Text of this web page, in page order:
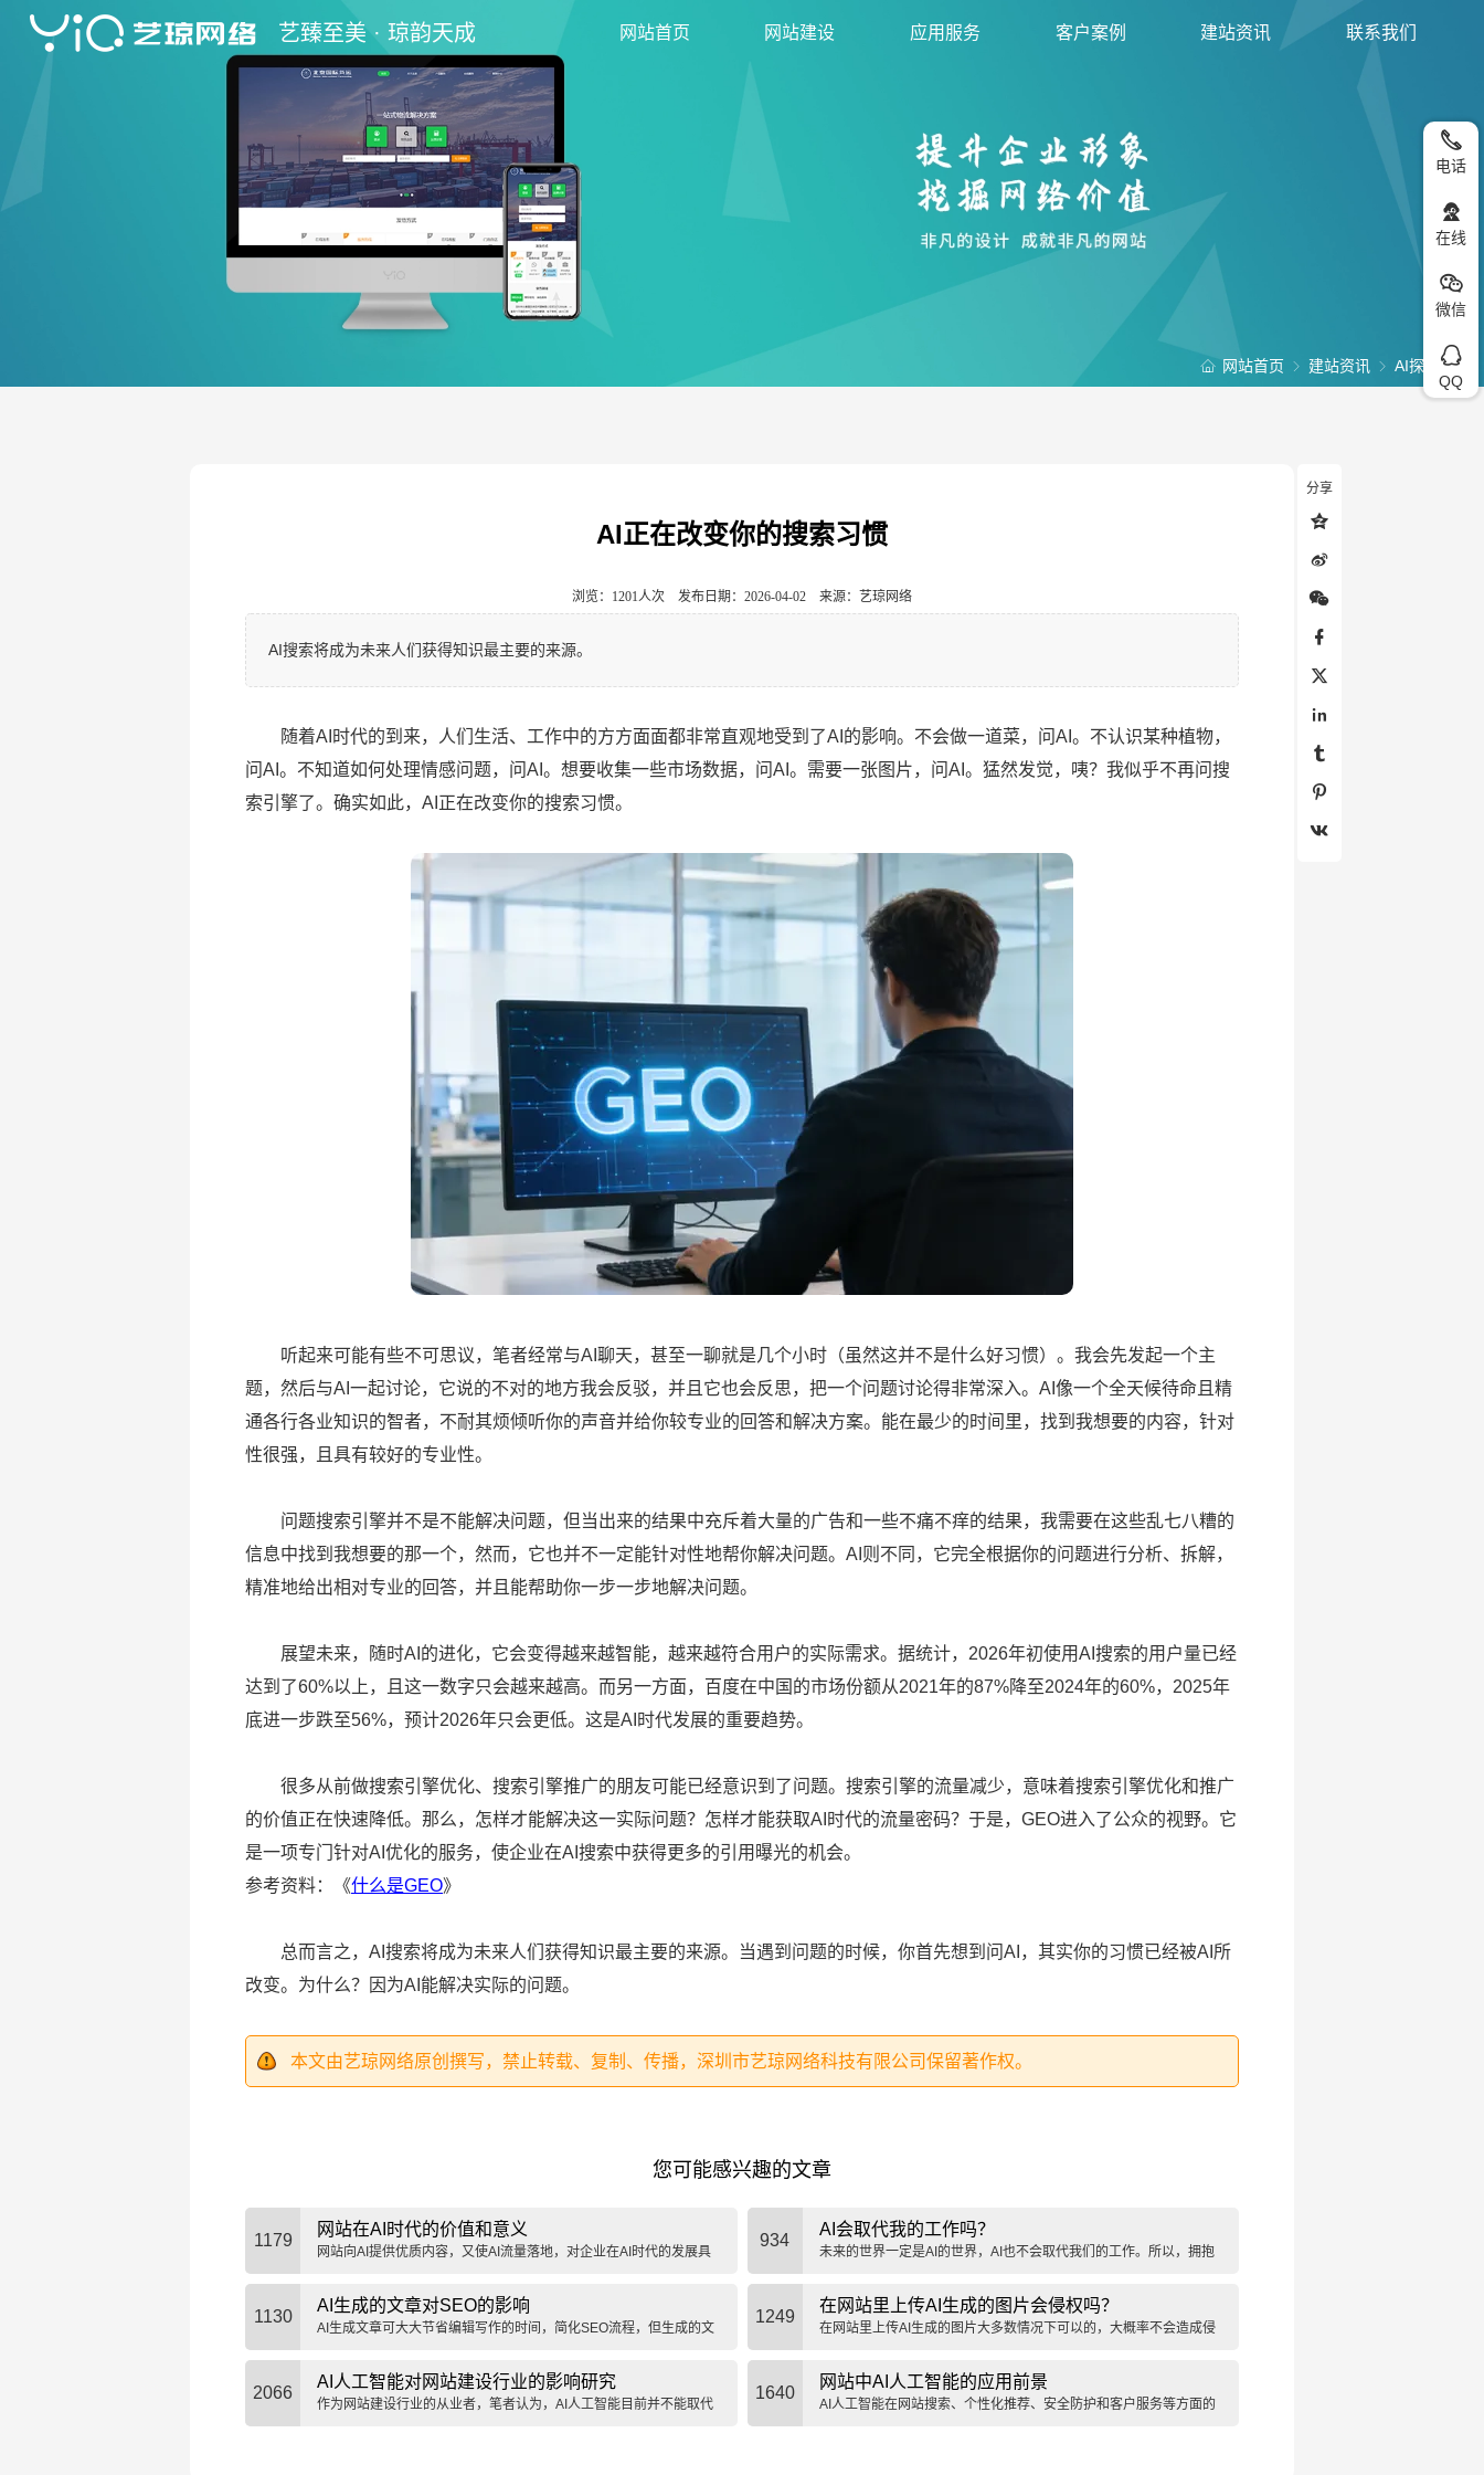
艺臻至美 · 琼韵天成 网站首页 网站建设 应用服务 客户案例 建站资讯 联系我们
网站首页 建站资讯 AI探索
AI正在改变你的搜索习惯
浏览：1201人次 发布日期：2026-04-02 来源：艺琼网络
AI搜索将成为未来人们获得知识最主要的来源。
随着AI时代的到来，人们生活、工作中的方方面面都非常直观地受到了AI的影响。不会做一道菜，问AI。不认识某种植物，
问AI。不知道如何处理情感问题，问AI。想要收集一些市场数据，问AI。需要一张图片，问AI。猛然发觉，咦？我似乎不再问搜
索引擎了。确实如此，AI正在改变你的搜索习惯。
听起来可能有些不可思议，笔者经常与AI聊天，甚至一聊就是几个小时（虽然这并不是什么好习惯）。我会先发起一个主
题，然后与AI一起讨论，它说的不对的地方我会反驳，并且它也会反思，把一个问题讨论得非常深入。AI像一个全天候待命且精
通各行各业知识的智者，不耐其烦倾听你的声音并给你较专业的回答和解决方案。能在最少的时间里，找到我想要的内容，针对
性很强，且具有较好的专业性。
问题搜索引擎并不是不能解决问题，但当出来的结果中充斥着大量的广告和一些不痛不痒的结果，我需要在这些乱七八糟的
信息中找到我想要的那一个，然而，它也并不一定能针对性地帮你解决问题。AI则不同，它完全根据你的问题进行分析、拆解，
精准地给出相对专业的回答，并且能帮助你一步一步地解决问题。
展望未来，随时AI的进化，它会变得越来越智能，越来越符合用户的实际需求。据统计，2026年初使用AI搜索的用户量已经
达到了60%以上，且这一数字只会越来越高。而另一方面，百度在中国的市场份额从2021年的87%降至2024年的60%，2025年
底进一步跌至56%，预计2026年只会更低。这是AI时代发展的重要趋势。
很多从前做搜索引擎优化、搜索引擎推广的朋友可能已经意识到了问题。搜索引擎的流量减少，意味着搜索引擎优化和推广
的价值正在快速降低。那么，怎样才能解决这一实际问题？怎样才能获取AI时代的流量密码？于是，GEO进入了公众的视野。它
是一项专门针对AI优化的服务，使企业在AI搜索中获得更多的引用曝光的机会。
参考资料：《什么是GEO》
总而言之，AI搜索将成为未来人们获得知识最主要的来源。当遇到问题的时候，你首先想到问AI，其实你的习惯已经被AI所
改变。为什么？因为AI能解决实际的问题。
本文由艺琼网络原创撰写，禁止转载、复制、传播，深圳市艺琼网络科技有限公司保留著作权。
分享
您可能感兴趣的文章
1179
网站在AI时代的价值和意义
网站向AI提供优质内容，又使AI流量落地，对企业在AI时代的发展具
934
AI会取代我的工作吗？
未来的世界一定是AI的世界，AI也不会取代我们的工作。所以，拥抱
1130
AI生成的文章对SEO的影响
AI生成文章可大大节省编辑写作的时间，简化SEO流程，但生成的文
1249
在网站里上传AI生成的图片会侵权吗？
在网站里上传AI生成的图片大多数情况下可以的，大概率不会造成侵
2066
AI人工智能对网站建设行业的影响研究
作为网站建设行业的从业者，笔者认为，AI人工智能目前并不能取代
1640
网站中AI人工智能的应用前景
AI人工智能在网站搜索、个性化推荐、安全防护和客户服务等方面的
电话
在线
微信
QQ